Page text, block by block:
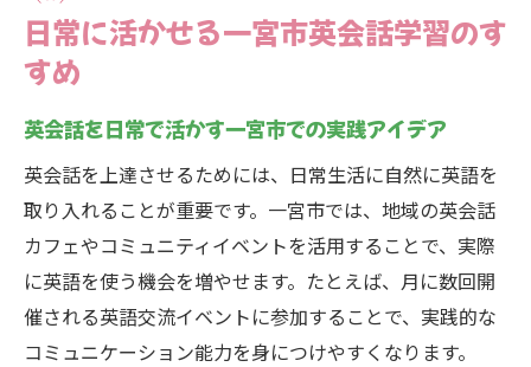
日常に活かせる一宮市英会話学習のす
すめ
英会話を日常で活かす一宮市での実践アイデア
英会話を上達させるためには、日常生活に自然に英語を
取り入れることが重要です。一宮市では、地域の英会話
カフェやコミュニティイベントを活用することで、実際
に英語を使う機会を増やせます。たとえば、月に数回開
催される英語交流イベントに参加することで、実践的な
コミュニケーション能力を身につけやすくなります。